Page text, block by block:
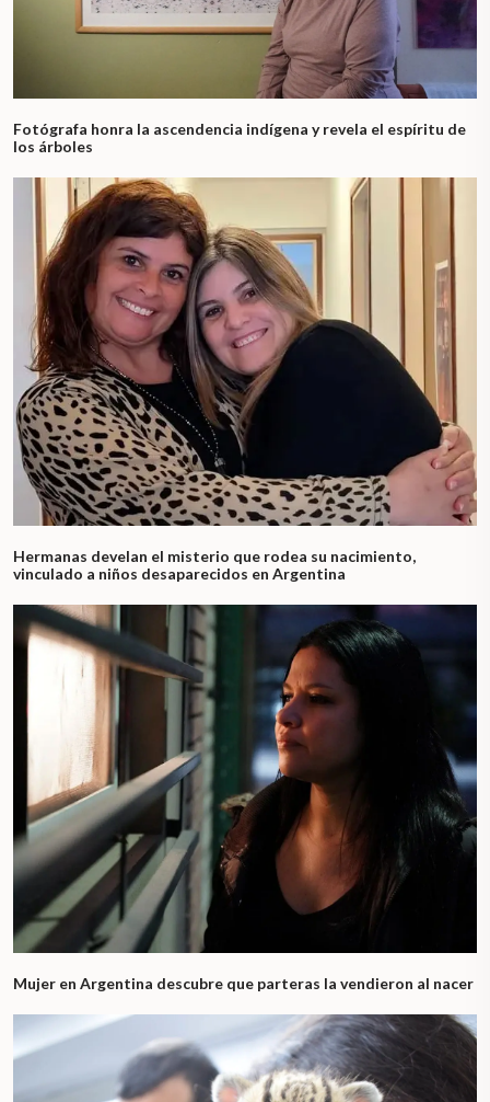
Fotógrafa honra la ascendencia indígena y revela el espíritu de
los árboles
Hermanas develan el misterio que rodea su nacimiento,
vinculado a niños desaparecidos en Argentina
Mujer en Argentina descubre que parteras la vendieron al nacer